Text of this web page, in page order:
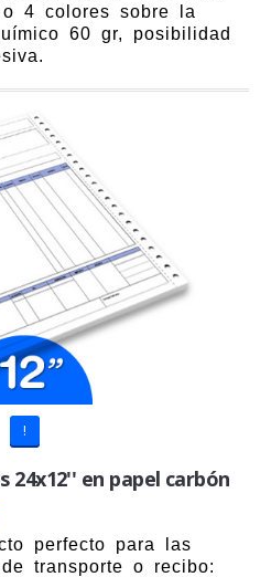
4 colores sobre la
60 gr, posibilidad
!
24x12'' en papel carbón
perfecto para las
transporte o recibo: